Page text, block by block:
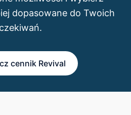
dopasowane do Twoich
cennik Revival